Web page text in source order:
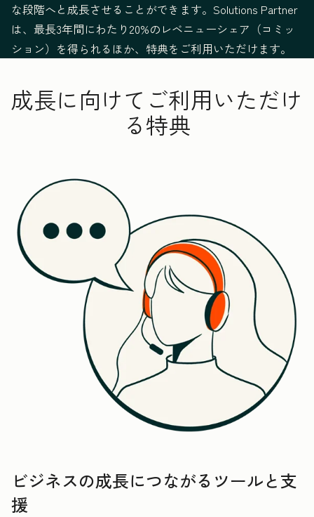
な段階へと成長させることができます。Solutions Partner
は、最長3年間にわたり20%のレベニューシェア（コミッ
ション）を得られるほか、特典をご利用いただけます。
成長に向けてご利用いただけ
る特典
ビジネスの成長につながるツールと支
援